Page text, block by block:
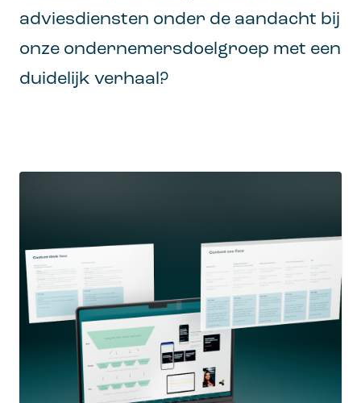
adviesdiensten onder de aandacht bij
onze ondernemersdoelgroep met een
duidelijk verhaal?